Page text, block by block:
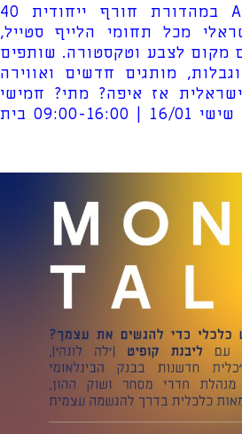
יריד About us #15 במהדורת חורף ייחודית 40
מכל תחומי הלייף סטייל,
מקום לצבע וטקסטורה. שותפים
מותגים חדשים ואווירה
אז איפה? מתי? חמישי
15/01 | 13:00-18:00 שישי 16/01 | 09:00-16:00 בית